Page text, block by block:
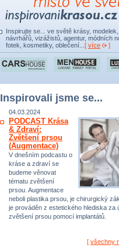
Inspirujte se... ve světě krásy, modelek,
návrhářů, vizážistů, agentur, módních
fotek, kosmetiky, oblečení... [ více ]
Inspirovali jsme se...
04.03.2024
PODCAST Krása
& Zdraví:
Zvětšení prsou
(Augmentace)
V dnešním podcastu o
kráse a zdraví se
budeme věnovat
tématu zvětšení
prsou. Augmentace
neboli plastika prsou, je chirurgický
je prováděn z estetického hlediska za
zvětšení prsou pomocí implantátů.
[ všechny